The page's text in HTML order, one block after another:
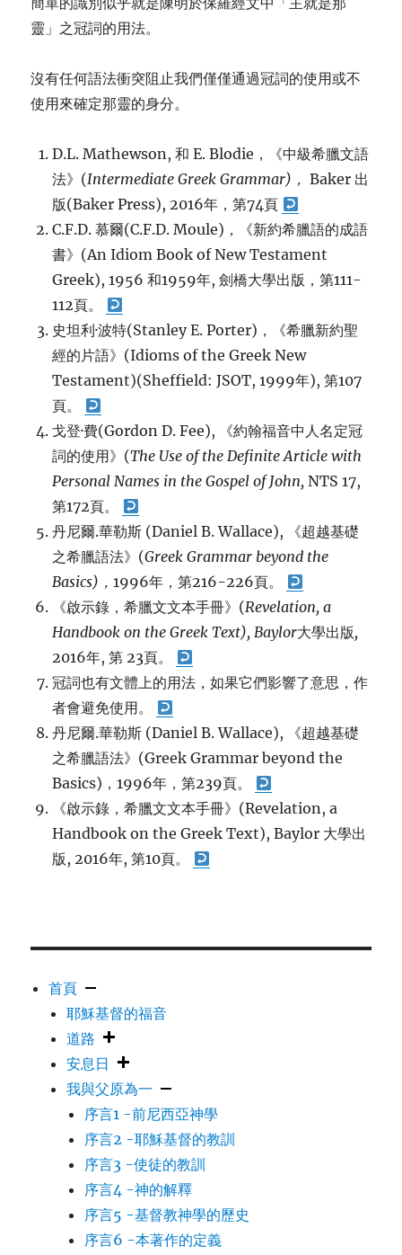
靈」之冠詞的用法。
沒有任何語法衝突阻止我們僅僅通過冠詞的使用或不
使用來確定那靈的身分。
D.L. Mathewson, 和 E. Blodie，《中級希臘文語
法》(Intermediate Greek Grammar) ， Baker 出
版(Baker Press), 2016年，第74頁
C.F.D. 慕爾(C.F.D. Moule)，《新約希臘語的成語
書》(An Idiom Book of New Testament
Greek), 1956 和1959年, 劍橋大學出版，第111-
112頁。
史坦利·波特(Stanley E. Porter)，《希臘新約聖
經的片語》(Idioms of the Greek New
Testament)(Sheffield: JSOT, 1999年), 第107
頁。
戈登·費(Gordon D. Fee), 《約翰福音中人名定冠
詞的使用》(The Use of the Definite Article with
Personal Names in the Gospel of John,NTS 17,
第172頁。
丹尼爾.華勒斯 (Daniel B. Wallace), 《超越基礎
之希臘語法》(Greek Grammar beyond the
Basics) ，1996年，第216-226頁。
《啟示錄，希臘文文本手冊》(Revelation, a
Handbook on the Greek Text), Baylor大學出版,
2016年, 第 23頁。
冠詞也有文體上的用法，如果它們影響了意思，作
者會避免使用。
丹尼爾.華勒斯 (Daniel B. Wallace), 《超越基礎
之希臘語法》(Greek Grammar beyond the
Basics)，1996年，第239頁。
《啟示錄，希臘文文本手冊》(Revelation, a
Handbook on the Greek Text), Baylor 大學出
版, 2016年, 第10頁。
首頁
耶穌基督的福音
道路
安息日
我與父原為一
序言1 -前尼西亞神學
序言2 -耶穌基督的教訓
序言3 -使徒的教訓
序言4 -神的解釋
序言5 -基督教神學的歷史
序言6 -本著作的定義